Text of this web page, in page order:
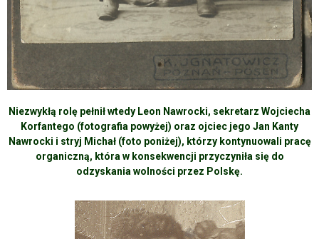
Niezwykłą rolę pełnił wtedy Leon Nawrocki, sekretarz Wojciecha
Korfantego (fotografia powyżej) oraz ojciec jego Jan Kanty
Nawrocki i stryj Michał (foto poniżej), którzy kontynuowali pracę
organiczną, która w konsekwencji przyczyniła się do
odzyskania wolności przez Polskę.